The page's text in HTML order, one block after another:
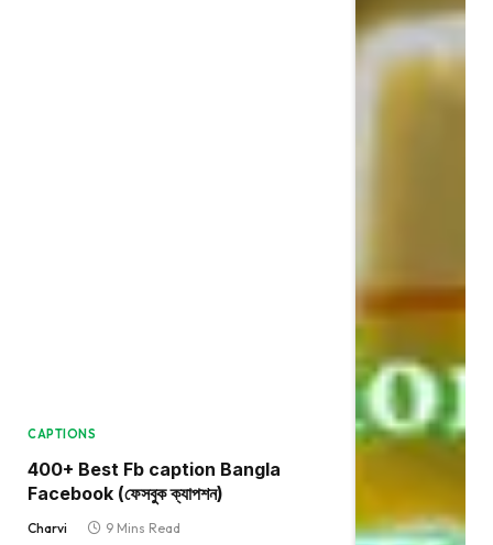
CAPTIONS
400+ Best Fb caption Bangla
Facebook (ফেসবুক ক্যাপশন)
Charvi 9 Mins Read